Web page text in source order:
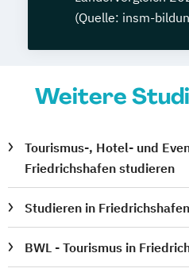
(Quelle: insm-
Weitere
Tourismus-, Hotel- und
Friedrichshafen studieren
Studieren in Friedrichshafen
BWL - Tourismus in